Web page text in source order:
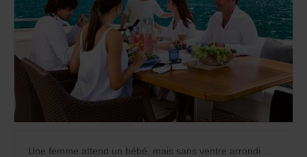
Une femme attend un bébé, mais sans ventre arrondi ...